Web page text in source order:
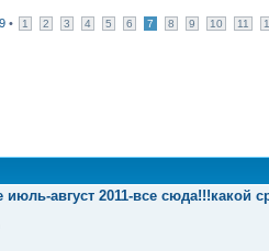
• 1 2 3 4 5 6 7 8 9 10 11
июль-август 2011-все сюда!!!какой